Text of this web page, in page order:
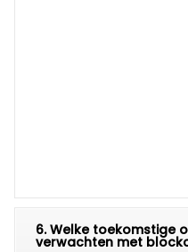
6. Welke toekomstige
verwachten met